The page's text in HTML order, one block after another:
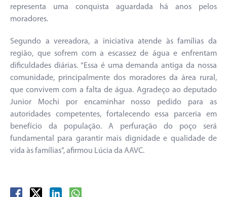
representa uma conquista aguardada há anos pelos
moradores.
Segundo a vereadora, a iniciativa atende às famílias da
região, que sofrem com a escassez de água e enfrentam
dificuldades diárias. “Essa é uma demanda antiga da nossa
comunidade, principalmente dos moradores da área rural,
que convivem com a falta de água. Agradeço ao deputado
Junior Mochi por encaminhar nosso pedido para as
autoridades competentes, fortalecendo essa parceria em
benefício da população. A perfuração do poço será
fundamental para garantir mais dignidade e qualidade de
vida às famílias”, afirmou Lúcia da AAVC.